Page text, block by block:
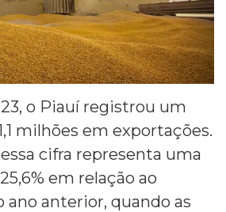
o Piauí registrou um
milhões em exportações.
cifra representa uma
em relação ao
ano anterior, quando as